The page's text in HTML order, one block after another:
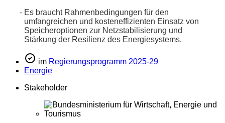
Es braucht Rahmenbedingungen für den
umfangreichen und kosteneffizienten Einsatz von
Speicheroptionen zur Netzstabilisierung und
Stärkung der Resilienz des Energiesystems.
im Regierungsprogramm 2025-29
Energie
Stakeholder